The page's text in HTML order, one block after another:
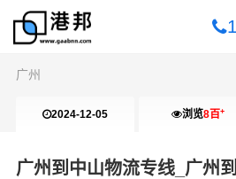
广州
2024-12-05 浏览8百+
广州到中山物流专线_广州